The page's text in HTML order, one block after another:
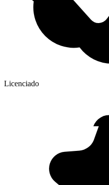
Licenciado